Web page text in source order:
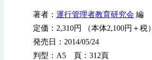
著者： 運行管理者教育研究会 編
定価：2,310円 （本体2,100円＋税）
発売日：2014/05/24
判型：A5 頁：312頁